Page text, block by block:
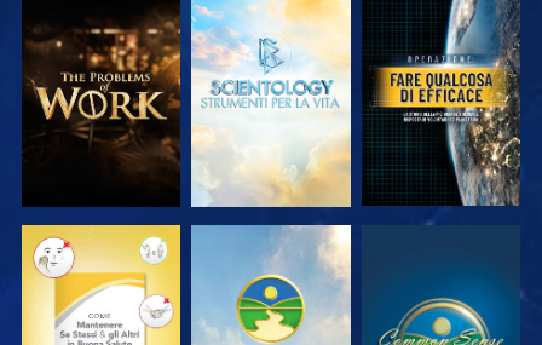
ESPLORA LE
SERIE
ESPLORA LE
SERIE
GUARDA
GUARDA GUARDA GUARDA